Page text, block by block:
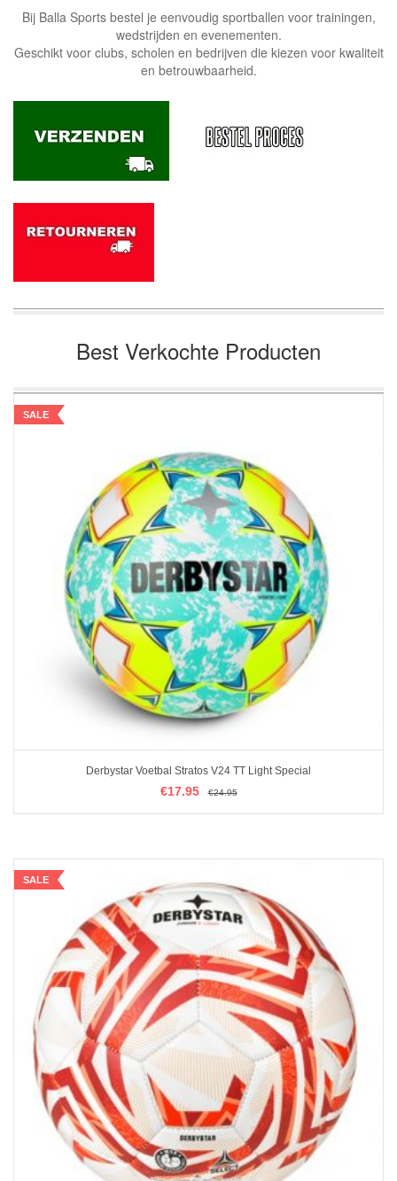
Bij Balla Sports bestel je eenvoudig sportballen voor trainingen,
wedstrijden en evenementen.
Geschikt voor clubs, scholen en bedrijven die kiezen voor kwaliteit
en betrouwbaarheid.
Best Verkochte Producten
SALE
Derbystar Voetbal Stratos V24 TT Light Special
€17.95 €24.95
€17.95 €24.95
SALE